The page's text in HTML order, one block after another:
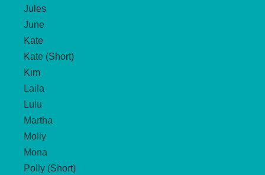
Jules
June
Kate
Kate (Short)
Kim
Laila
Lulu
Martha
Molly
Mona
Polly (Short)